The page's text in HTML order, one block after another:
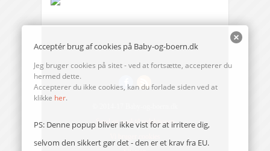
Send en mail til redaktionen
Acceptér brug af cookies på Baby-og-boern.dk
Jeg bruger cookies på sitet - ved at fortsætte, accepterer du
hermed dette.
Accepterer du ikke cookies, kan du forlade siden ved at
klikke her.
PS: Denne popup bliver ikke vist for at irritere dig,
selvom den sikkert gør det - den er et krav fra EU.